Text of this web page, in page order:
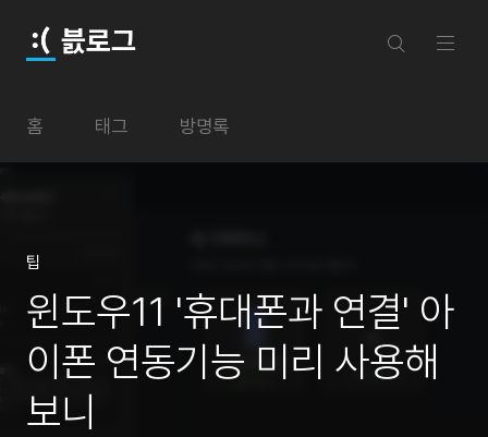
븘로그
홈 태그 방명록
팁
윈도우11 '휴대폰과 연결' 아
이폰 연동기능 미리 사용해
보니